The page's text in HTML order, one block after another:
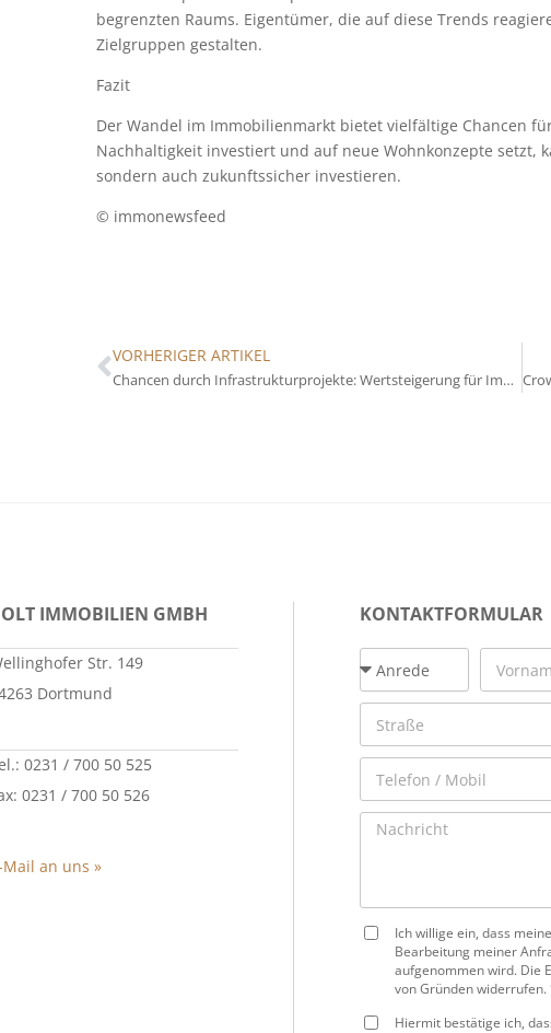
begrenzten Raums. Eigentümer, die auf diese Trends
Zielgruppen gestalten.
Fazit
Der Wandel im Immobilienmarkt bietet vielfältige Chancen
Nachhaltigkeit investiert und auf neue Wohnkonzepte
sondern auch zukunftssicher investieren.
© immonewsfeed
VORHERIGER ARTIKEL
Chancen durch Infrastrukturprojekte: Wertsteigerung für Immobilien
IMMOBILIEN GMBH
Str. 149
Dortmund
0231 / 700 50 525
0231 / 700 50 526
Mail an uns »
KONTAKTFORMULAR
Ich willige ein, dass
Bearbeitung meiner
aufgenommen wird. Die
von Gründen widerrufen.
Hiermit bestätige ich,